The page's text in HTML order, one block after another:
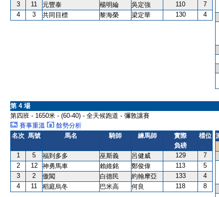
3
11 元豐泰 楊明綸 吳定強 110
7
4
3 共同目標 黎海榮 梁定華 130 4
第 4 場
第四班 - 1650米 - (60-40) - 全天候跑道 - 彌敦讓賽
賽事重溫
餘勢分析
名次 馬號 馬名 騎師 練馬師
實際
負磅
檔位
1 5 福到多多 巫斯義 呂健威 129
7
2
12 神勇馬車 賴維銘 鄭俊偉 113
5
3
2 傲闖 白德民 約翰摩亞 133
4
4
11 稻庭烏冬 巴米高 何良 118 8